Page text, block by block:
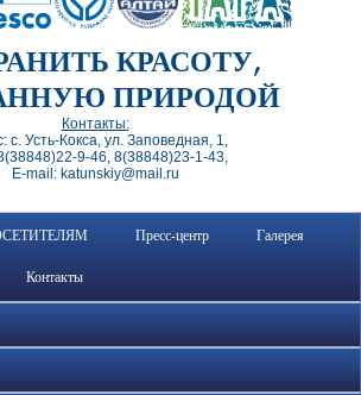
КРАСОТУ,
ПРИРОДОЙ
Контакты:
с. Усть-Кокса, ул. Заповедная, 1,
9-46, 8(38848)23-1-43,
E-mail: katunskiy@mail.ru
Пресс-центр Галерея
Контакты